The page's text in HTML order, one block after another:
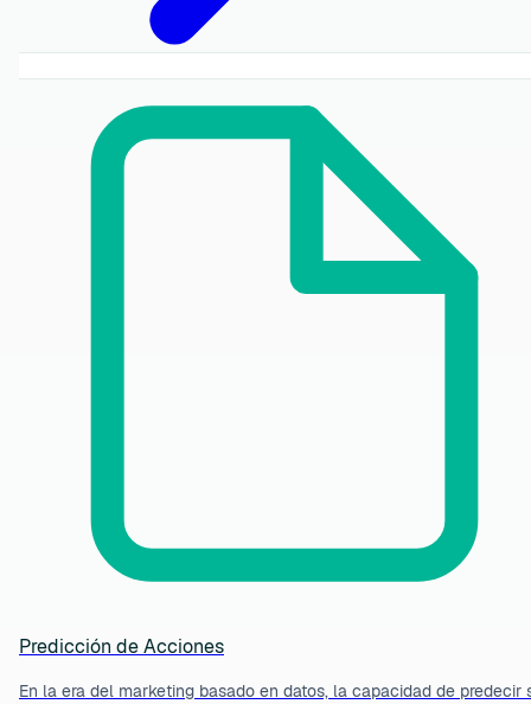
Predicción de Acciones
En la era del marketing basado en datos, la capacidad de predecir